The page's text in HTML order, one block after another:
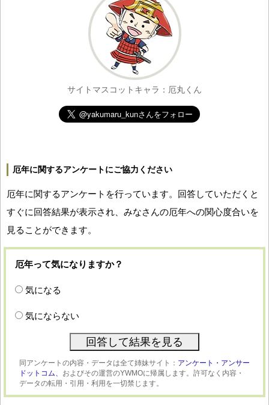
サイトマスコットキャラ：厄丸くん
厄年に関するアンケートにご協力ください
厄年に関するアンケートを行っています。回答していただくと
すぐに回答結果が表示され、みなさんの厄年への関心度合いを
見ることができます。
厄年って気になりますか？
気になる
気にならない
同アンケートの内容・データは全て姉妹サイト： アンケート・アンサー
ドットコム、 およびその運営のYWMOに帰属します。許可なく内容・
データの転用・引用・利用を一切禁じます。